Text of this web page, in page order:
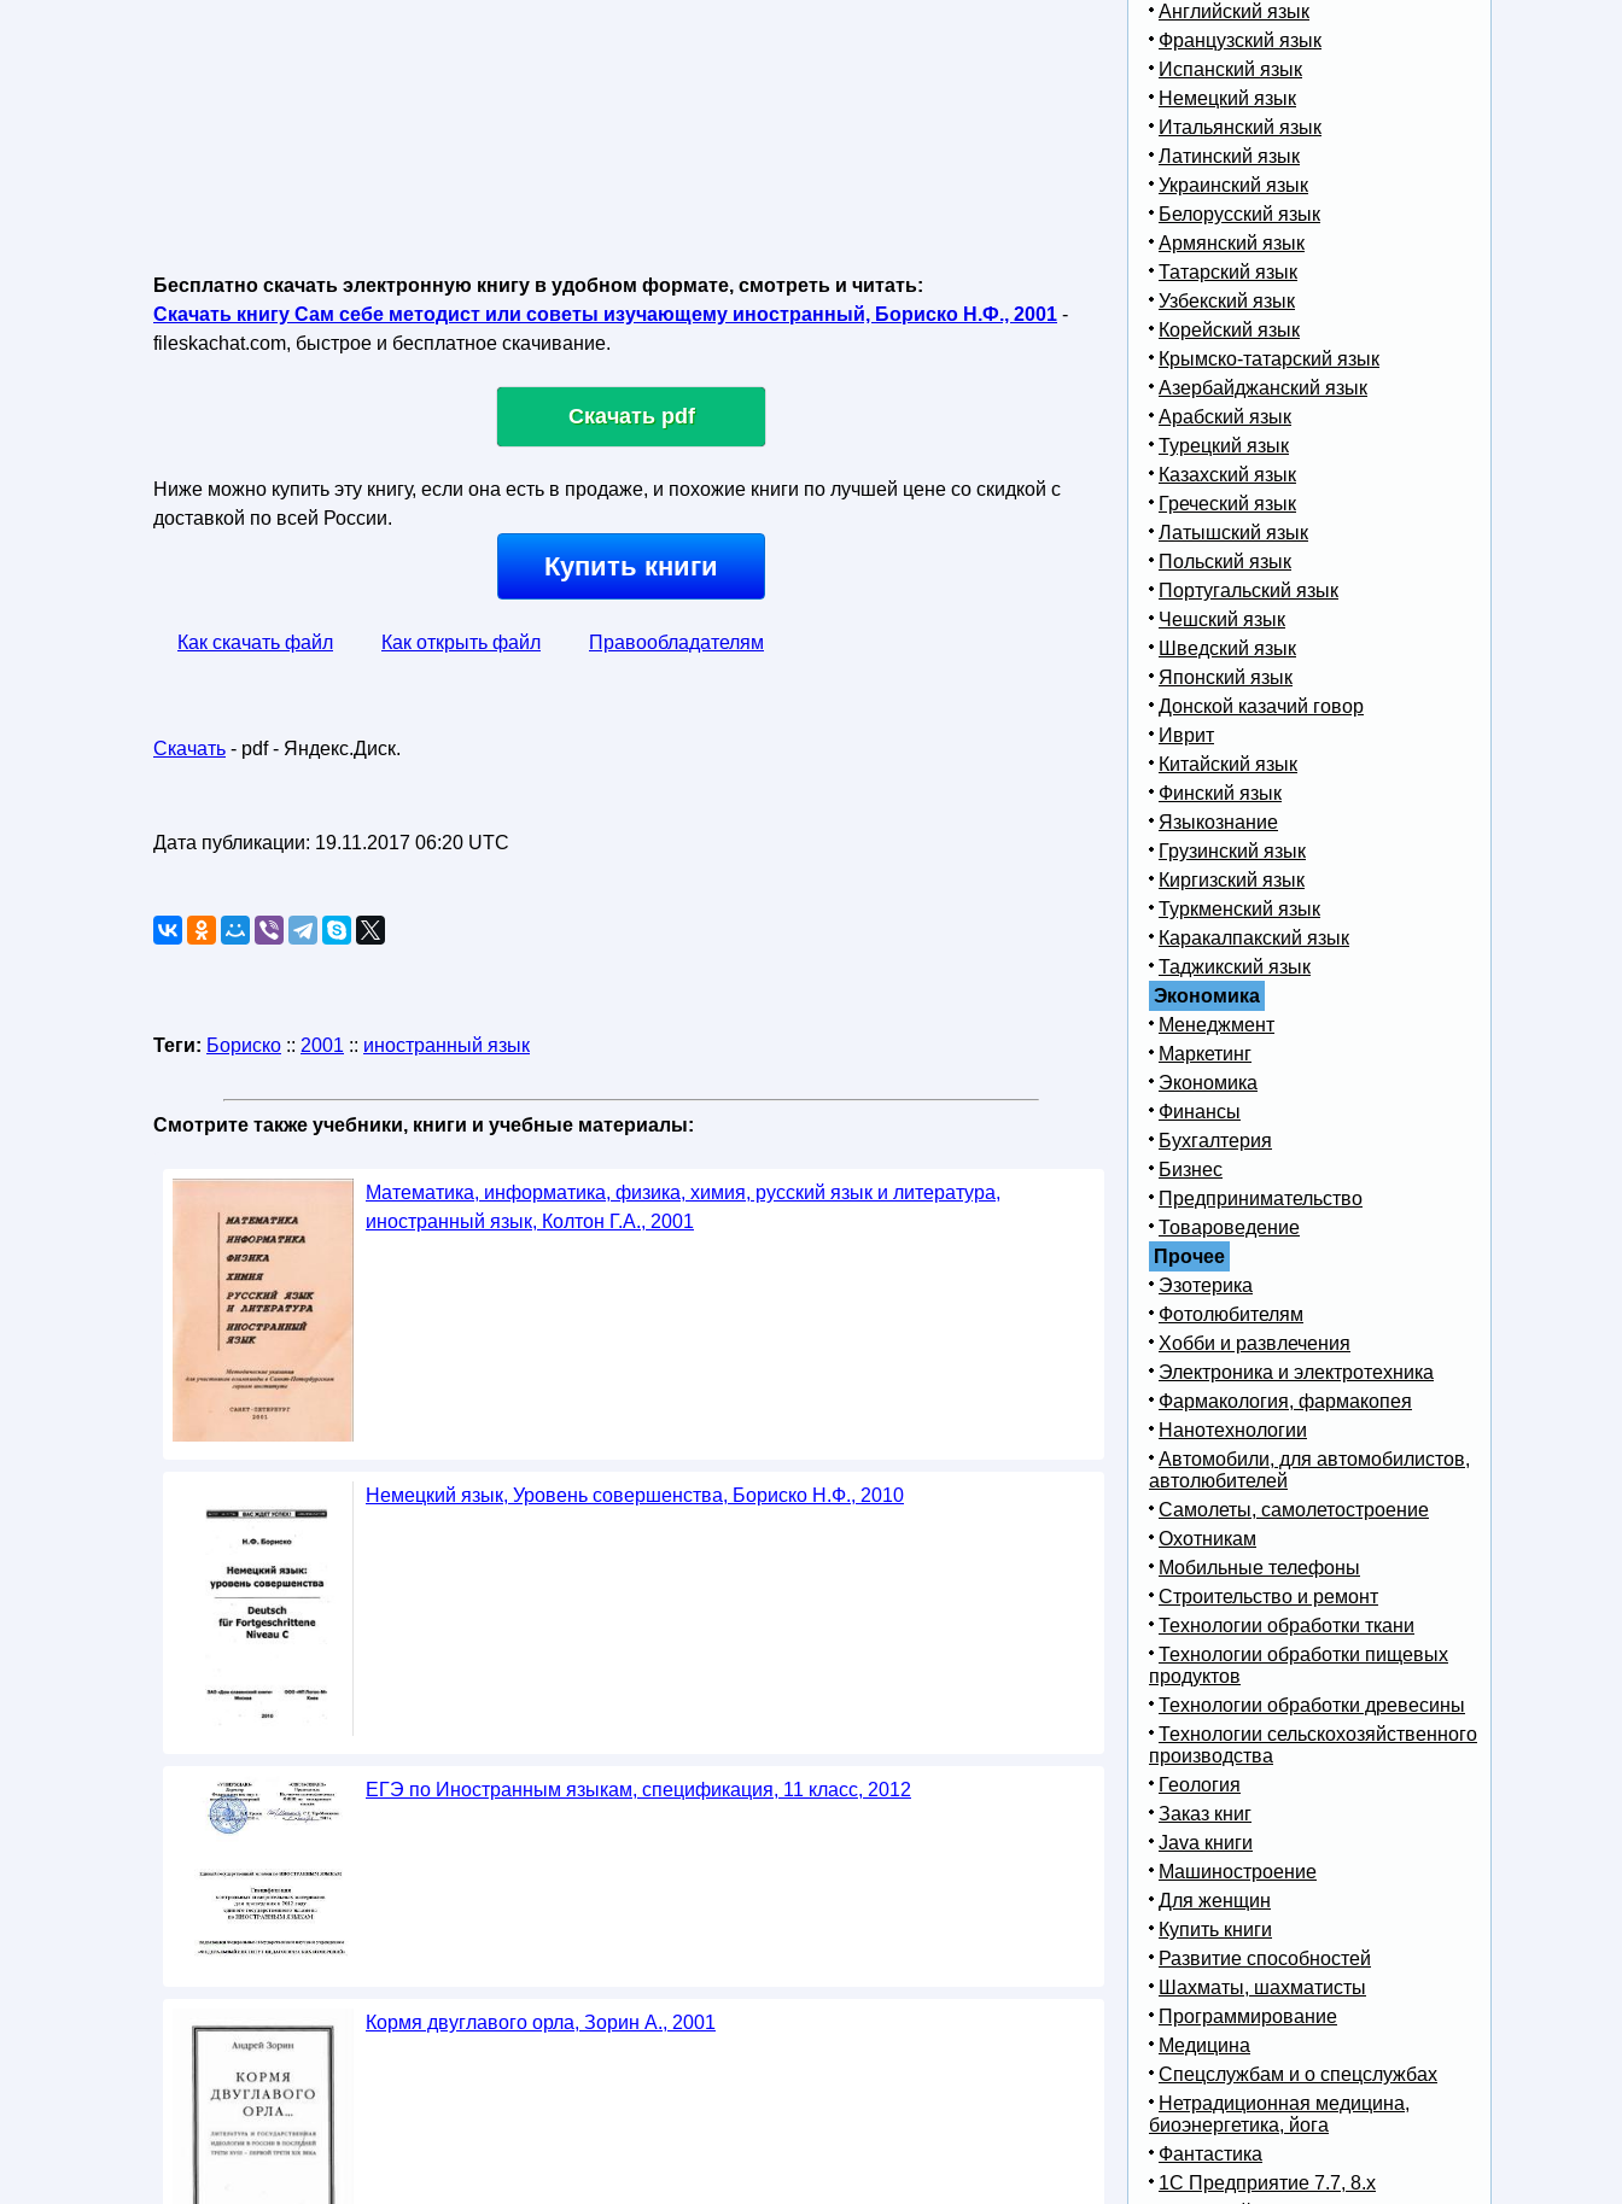
Бесплатно скачать электронную книгу в удобном формате, смотреть и читать:
Скачать книгу Сам себе методист или советы изучающему иностранный, Бориско Н.Ф., 2001 -
fileskachat.com, быстрое и бесплатное скачивание.
Скачать pdf
Ниже можно купить эту книгу, если она есть в продаже, и похожие книги по лучшей цене со скидкой с
доставкой по всей России.
Купить книги
Как скачать файл Как открыть файл Правообладателям
Скачать - pdf - Яндекс.Диск.
Дата публикации: 19.11.2017 06:20 UTC
Теги: Бориско :: 2001 :: иностранный язык
Смотрите также учебники, книги и учебные материалы:
Математика, информатика, физика, химия, русский язык и литература,
иностранный язык, Колтон Г.А., 2001
Немецкий язык, Уровень совершенства, Бориско Н.Ф., 2010
ЕГЭ по Иностранным языкам, спецификация, 11 класс, 2012
Кормя двуглавого орла, Зорин А., 2001
Английский язык
Французский язык
Испанский язык
Немецкий язык
Итальянский язык
Латинский язык
Украинский язык
Белорусский язык
Армянский язык
Татарский язык
Узбекский язык
Корейский язык
Крымско-татарский язык
Азербайджанский язык
Арабский язык
Турецкий язык
Казахский язык
Греческий язык
Латышский язык
Польский язык
Португальский язык
Чешский язык
Шведский язык
Японский язык
Донской казачий говор
Иврит
Китайский язык
Финский язык
Языкознание
Грузинский язык
Киргизский язык
Туркменский язык
Каракалпакский язык
Таджикский язык
Экономика
Менеджмент
Маркетинг
Экономика
Финансы
Бухгалтерия
Бизнес
Предпринимательство
Товароведение
Прочее
Эзотерика
Фотолюбителям
Хобби и развлечения
Электроника и электротехника
Фармакология, фармакопея
Нанотехнологии
Автомобили, для автомобилистов,
автолюбителей
Самолеты, самолетостроение
Охотникам
Мобильные телефоны
Строительство и ремонт
Технологии обработки ткани
Технологии обработки пищевых
продуктов
Технологии обработки древесины
Технологии сельскохозяйственного
производства
Геология
Заказ книг
Java книги
Машиностроение
Для женщин
Купить книги
Развитие способностей
Шахматы, шахматисты
Программирование
Медицина
Спецслужбам и о спецслужбах
Нетрадиционная медицина,
биоэнергетика, йога
Фантастика
1С Предприятие 7.7, 8.x